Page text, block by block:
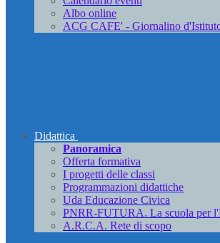
Albo online
ACG CAFE' - Giornalino
Didattica
Panoramica
Offerta formativa
I progetti delle classi
Programmazioni didattiche
Uda Educazione Civica
PNRR-FUTURA. La scuola per
A.R.C.A. Rete di scopo